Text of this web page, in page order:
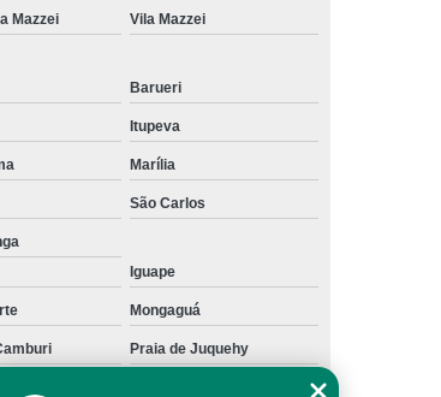
Adaptação
de Deficientes
Deficientes Físicos
Físicos
e Freio Manual de Adaptação
Adaptação
de Deficientes
Mazzei Vila Mazzei
Barueri
Itupeva
Marília
São Carlos
Iguape
Mongaguá
Praia de Juquehy